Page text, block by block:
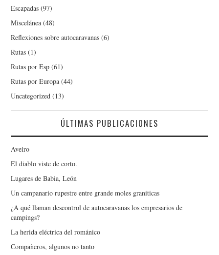
Escapadas (97)
Miscelánea (48)
Reflexiones sobre autocaravanas (6)
Rutas (1)
Rutas por Esp (61)
Rutas por Europa (44)
Uncategorized (13)
ÚLTIMAS PUBLICACIONES
Aveiro
El diablo viste de corto.
Lugares de Babia, León
Un campanario rupestre entre grande moles graniticas
¿A qué llaman descontrol de autocaravanas los empresarios de
campings?
La herida eléctrica del románico
Compañeros, algunos no tanto